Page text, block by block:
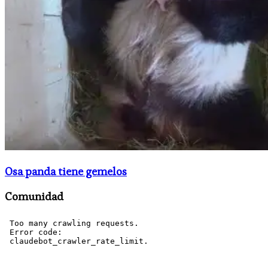
Osa panda tiene gemelos
Comunidad